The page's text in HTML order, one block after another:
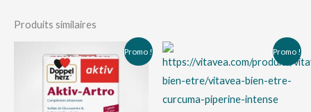
Produits similaires
Promo !
prix
initial
était :
د.ت 41,000.
prix
actuel
est :
Promo !
prix
initial
était :
prix
actuel
est :